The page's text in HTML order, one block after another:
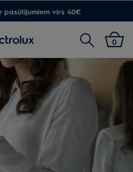
pasūtījumiem virs 40€
Meklēt 0